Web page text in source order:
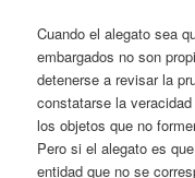
Cuando el alegato sea
embargados no son
detenerse a revisar la
constatarse la
los objetos que no
Pero si el alegato es
entidad que no se